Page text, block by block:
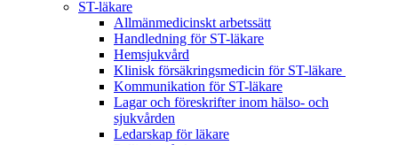
ST-läkare
Allmänmedicinskt arbetssätt
Handledning för ST-läkare
Hemsjukvård
Klinisk försäkringsmedicin för ST-läkare
Kommunikation för ST-läkare
Lagar och föreskrifter inom hälso- och
sjukvården
Ledarskap för läkare